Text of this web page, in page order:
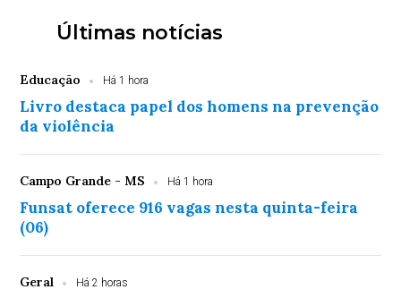
Últimas notícias
Educação Há 1 hora
Livro destaca papel dos homens na prevenção
da violência
Campo Grande - MS Há 1 hora
Funsat oferece 916 vagas nesta quinta-feira
(06)
Geral Há 2 horas